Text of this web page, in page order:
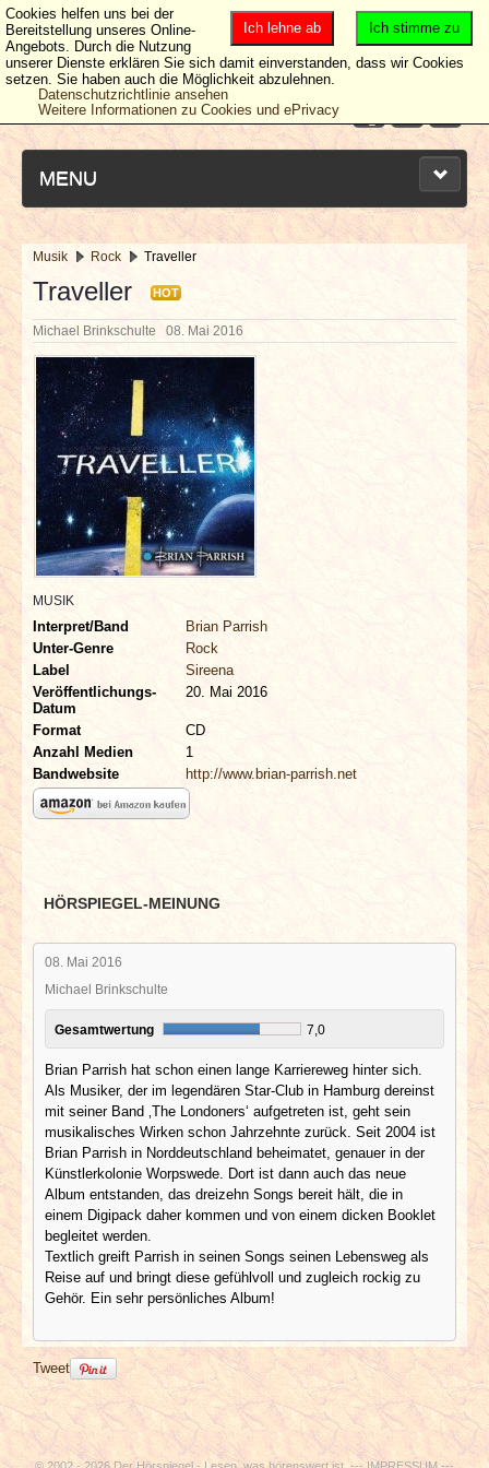
MENU
NEUESTE ARTIKEL
NEWS & DATES
BERICHTE
VERLOSUNGEN
INTERVIEWS
SPECIALS
REDAKTION
LINKS
ARCHIV
Musik Rock Traveller
Traveller HOT
Michael Brinkschulte 08. Mai 2016
MUSIK
Interpret/Band
Brian Parrish
Unter-Genre
Rock
Label
Sireena
Veröffentlichungs-
Datum
20. Mai 2016
Format
CD
Anzahl Medien
1
Bandwebsite
http://www.brian-parrish.net
HÖRSPIEGEL-MEINUNG
08. Mai 2016
Michael Brinkschulte
Gesamtwertung 7,0
Brian Parrish hat schon einen lange Karriereweg hinter sich.
Als Musiker, der im legendären Star-Club in Hamburg dereinst
mit seiner Band ‚The Londoners‘ aufgetreten ist, geht sein
musikalisches Wirken schon Jahrzehnte zurück. Seit 2004 ist
Brian Parrish in Norddeutschland beheimatet, genauer in der
Künstlerkolonie Worpswede. Dort ist dann auch das neue
Album entstanden, das dreizehn Songs bereit hält, die in
einem Digipack daher kommen und von einem dicken Booklet
begleitet werden.
Textlich greift Parrish in seinen Songs seinen Lebensweg als
Reise auf und bringt diese gefühlvoll und zugleich rockig zu
Gehör. Ein sehr persönliches Album!
Tweet
Ich stimme zu
Ich lehne ab
Cookies helfen uns bei der
Bereitstellung unseres Online-
Angebots. Durch die Nutzung
unserer Dienste erklären Sie sich damit einverstanden, dass wir Cookies
setzen. Sie haben auch die Möglichkeit abzulehnen.
Datenschutzrichtlinie ansehen
Weitere Informationen zu Cookies und ePrivacy